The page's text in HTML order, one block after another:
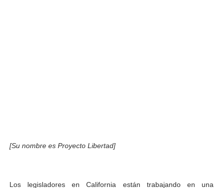
[Su nombre es Proyecto Libertad]
Los legisladores en California están trabajando en una